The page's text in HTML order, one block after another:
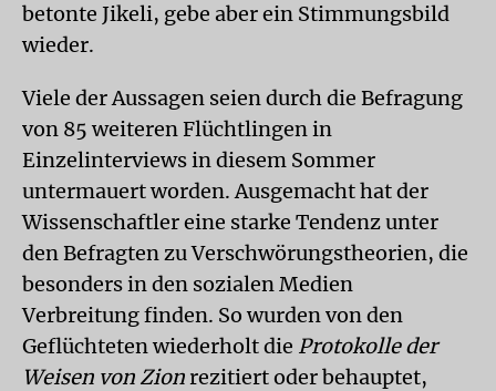
betonte Jikeli, gebe aber ein Stimmungsbild
wieder.
Viele der Aussagen seien durch die Befragung
von 85 weiteren Flüchtlingen in
Einzelinterviews in diesem Sommer
untermauert worden. Ausgemacht hat der
Wissenschaftler eine starke Tendenz unter
den Befragten zu Verschwörungstheorien, die
besonders in den sozialen Medien
Verbreitung finden. So wurden von den
Geflüchteten wiederholt die Protokolle der
Weisen von Zionrezitiert oder behauptet,